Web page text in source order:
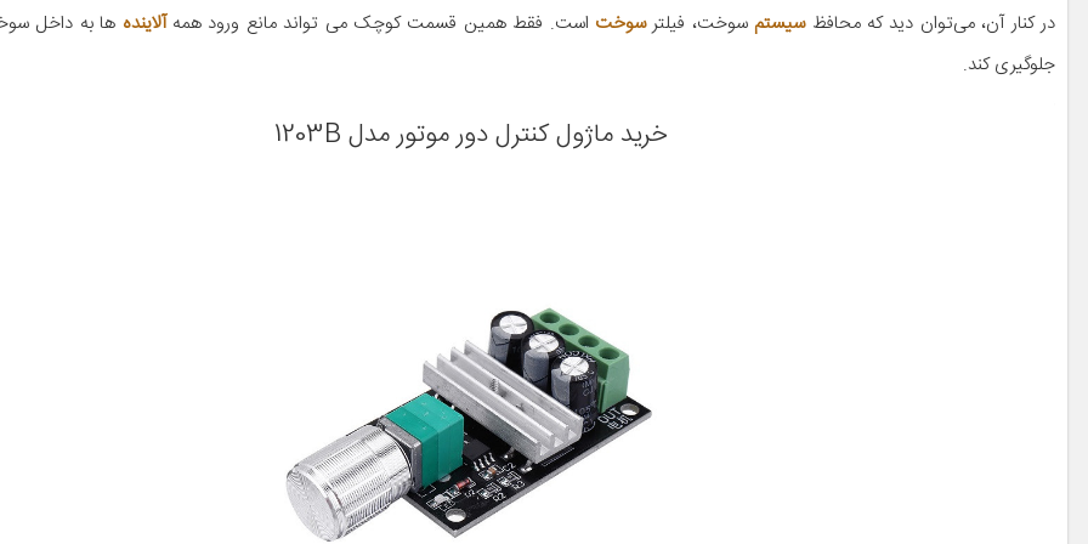
در کنار آن، می‌توان دید که محافظسیستم سوخت، فیلترسوخت است. فقط همین قسمت کوچک می تواند مانع ورود همهآلاینده ها به داخل
جلوگیری کند.
خرید ماژول کنترل دور موتور مدل 1203B